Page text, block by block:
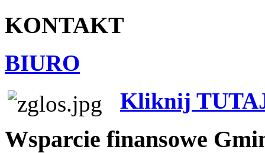
KONTAKT
BIURO
Kliknij
Wsparcie finansowe